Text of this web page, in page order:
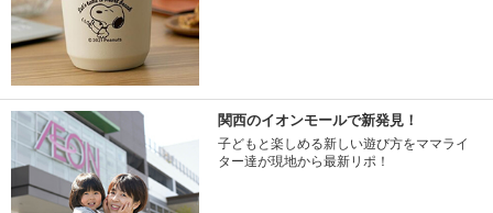
関西のイオンモールで新発見！
子どもと楽しめる新しい遊び方をママライ
ター達が現地から最新リポ！